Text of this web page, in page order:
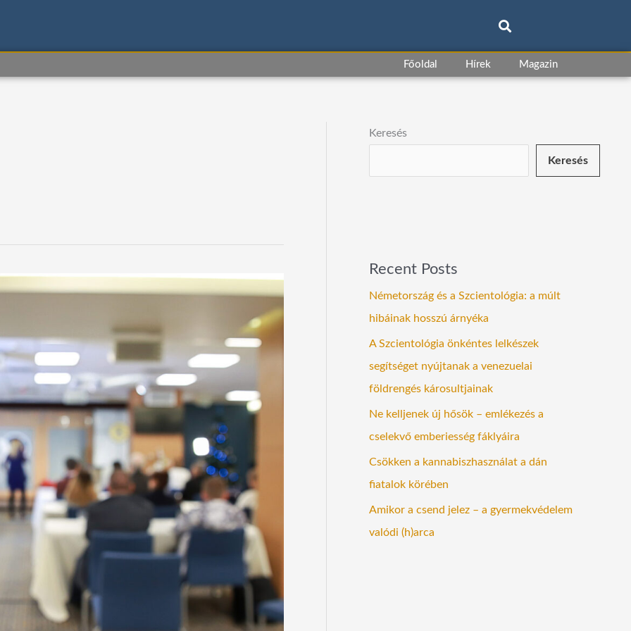
Főoldal Hírek Magazin
Keresés
Keresés
Recent Posts
Németország és a Szcientológia: a múlt
hibáinak hosszú árnyéka
A Szcientológia önkéntes lelkészek
segítséget nyújtanak a venezuelai
földrengés károsultjainak
Ne kelljenek új hősök – emlékezés a
cselekvő emberiesség fáklyáira
Csökken a kannabiszhasználat a dán
fiatalok körében
Amikor a csend jelez – a gyermekvédelem
valódi (h)arca